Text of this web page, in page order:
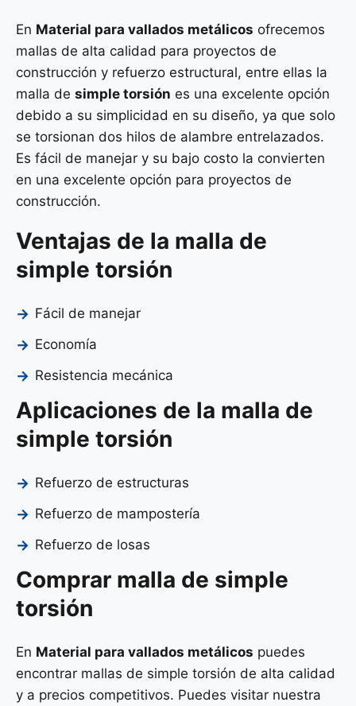
En Material para vallados metálicos ofrecemos
mallas de alta calidad para proyectos de
construcción y refuerzo estructural, entre ellas la
malla de simple torsión es una excelente opción
debido a su simplicidad en su diseño, ya que solo
se torsionan dos hilos de alambre entrelazados.
Es fácil de manejar y su bajo costo la convierten
en una excelente opción para proyectos de
construcción.
Ventajas de la malla de
simple torsión
Fácil de manejar
Economía
Resistencia mecánica
Aplicaciones de la malla de
simple torsión
Refuerzo de estructuras
Refuerzo de mampostería
Refuerzo de losas
Comprar malla de simple
torsión
En Material para vallados metálicos puedes
encontrar mallas de simple torsión de alta calidad
y a precios competitivos. Puedes visitar nuestra